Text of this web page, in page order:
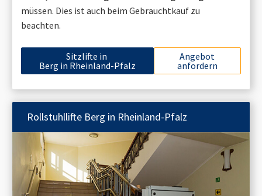
müssen. Dies ist auch beim Gebrauchtkauf zu
beachten.
Sitzlifte in
Berg in Rheinland-Pfalz
Angebot
anfordern
Rollstuhllifte Berg in Rheinland-Pfalz